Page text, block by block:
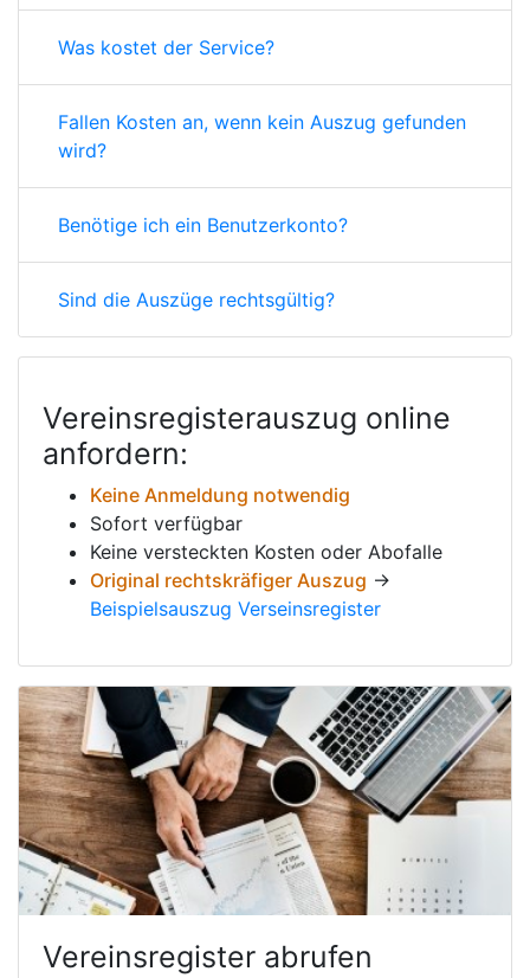
Was kostet der Service?
Fallen Kosten an, wenn kein Auszug gefunden
wird?
Benötige ich ein Benutzerkonto?
Sind die Auszüge rechtsgültig?
Vereinsregisterauszug online
anfordern:
Keine Anmeldung notwendig
Sofort verfügbar
Keine versteckten Kosten oder Abofalle
Original rechtskräfiger Auszug →
Beispielsauszug Verseinsregister
Vereinsregister abrufen